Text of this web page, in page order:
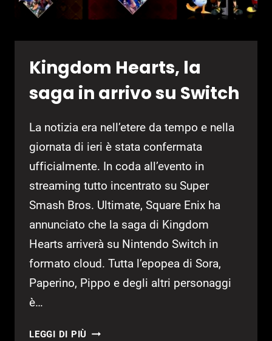
Kingdom Hearts, la
saga in arrivo su Switch
La notizia era nell’etere da tempo e nella
giornata di ieri è stata confermata
ufficialmente. In coda all’evento in
streaming tutto incentrato su Super
Smash Bros. Ultimate, Square Enix ha
annunciato che la saga di Kingdom
Hearts arriverà su Nintendo Switch in
formato cloud. Tutta l’epopea di Sora,
Paperino, Pippo e degli altri personaggi
è…
LEGGI DI PIÙ KINGDOM